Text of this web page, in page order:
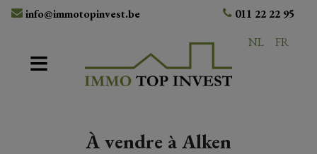
info@immotopinvest.be
011 22 22 95
NL
FR
À vendre à Alken